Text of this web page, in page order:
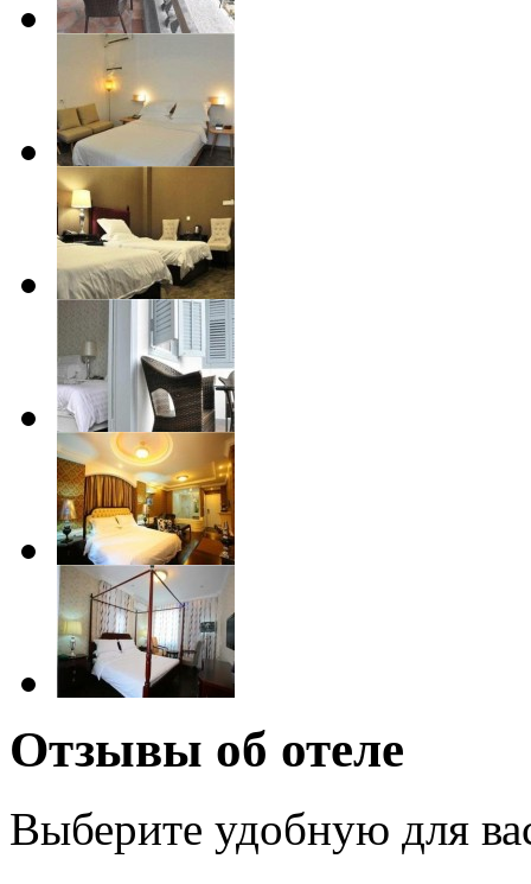
Отзывы об отеле
Выберите удобную для